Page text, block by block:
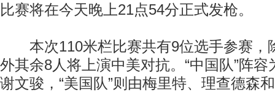
比赛将在今天晚上21点54分正式发枪。
本次110米栏比赛共有9位选手参赛，
外其余8人将上演中美对抗。“中国队”阵
谢文骏，“美国队”则由梅里特、理查德森